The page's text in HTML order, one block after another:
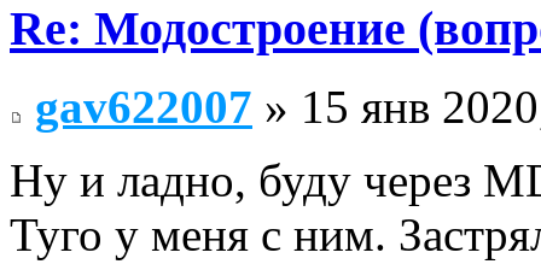
Re: Модостроение
gav622007 » 15 янв
Ну и ладно, буду через
Туго у меня с ним.